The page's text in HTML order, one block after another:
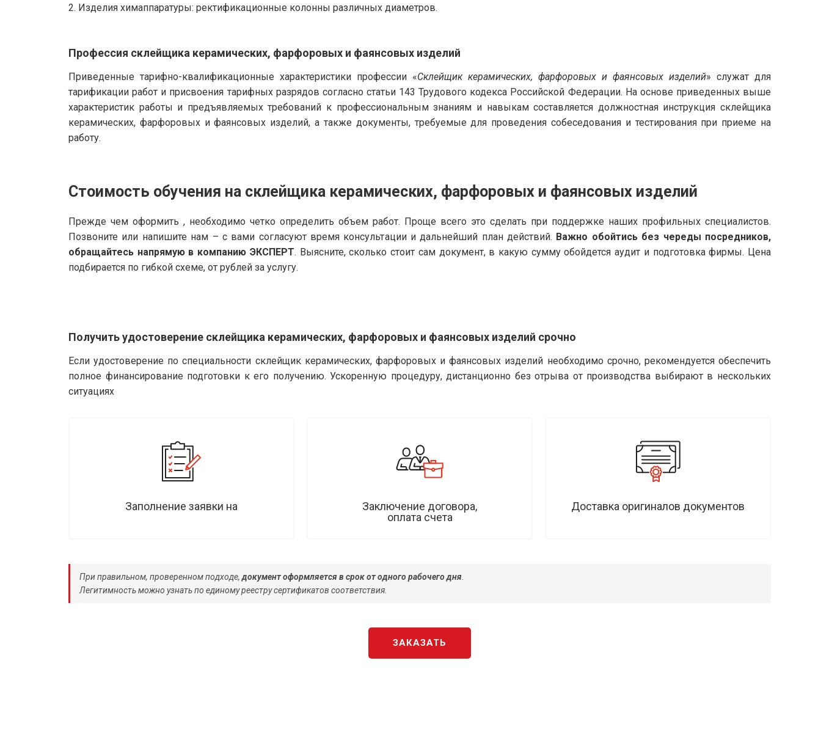
2. Изделия химаппаратуры: ректификационные колонны различных диаметров.
Профессия склейщика керамических, фарфоровых и фаянсовых изделий
Приведенные тарифно-квалификационные характеристики профессии «Склейщик керамических, фарфоровых и фаянсовых изделий» служат для
тарификации работ и присвоения тарифных разрядов согласно статьи 143 Трудового кодекса Российской Федерации. На основе приведенных выше
характеристик работы и предъявляемых требований к профессиональным знаниям и навыкам составляется должностная инструкция склейщика
керамических, фарфоровых и фаянсовых изделий, а также документы, требуемые для проведения собеседования и тестирования при приеме на
работу.
Стоимость обучения на склейщика керамических, фарфоровых и фаянсовых изделий
Прежде чем оформить , необходимо четко определить объем работ. Проще всего это сделать при поддержке наших профильных специалистов.
Позвоните или напишите нам – с вами согласуют время консультации и дальнейший план действий. Важно обойтись без череды посредников,
обращайтесь напрямую в компанию ЭКСПЕРТ. Выясните, сколько стоит сам документ, в какую сумму обойдется аудит и подготовка фирмы. Цена
подбирается по гибкой схеме, от рублей за услугу.
Получить удостоверение склейщика керамических, фарфоровых и фаянсовых изделий срочно
Если удостоверение по специальности склейщик керамических, фарфоровых и фаянсовых изделий необходимо срочно, рекомендуется обеспечить
полное финансирование подготовки к его получению. Ускоренную процедуру, дистанционно без отрыва от производства выбирают в нескольких
ситуациях
Заполнение заявки на
Заключение договора,
оплата счета
Доставка оригиналов документов
При правильном, проверенном подходе,документ оформляется в срок от одного рабочего дня
Легитимность можно узнать по единому реестру сертификатов соответствия.
ЗАКАЗАТЬ